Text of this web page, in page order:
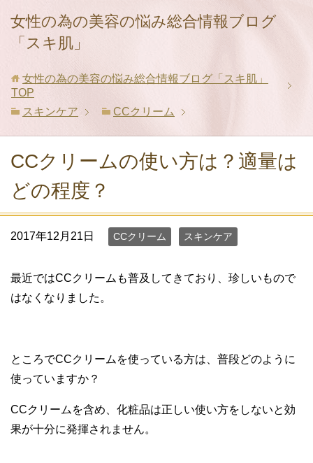
女性の為の美容の悩み総合情報ブログ
「スキ肌」
女性の為の美容の悩み総合情報ブログ「スキ肌」
TOP
スキンケア
CCクリーム
CCクリームの使い方は？適量は
どの程度？
2017年12月21日 CCクリーム スキンケア
最近ではCCクリームも普及してきており、珍しいもので
はなくなりました。
ところでCCクリームを使っている方は、普段どのように
使っていますか？
CCクリームを含め、化粧品は正しい使い方をしないと効
果が十分に発揮されません。